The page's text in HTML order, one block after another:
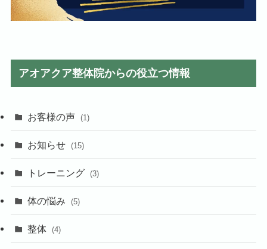
アオアクア整体院からの役立つ情報
お客様の声 (1)
お知らせ (15)
トレーニング (3)
体の悩み (5)
整体 (4)